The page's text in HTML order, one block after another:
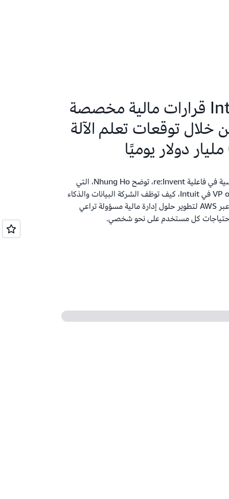
تطلق Intuit قرارات مالية مخصصة
خلال توقعات تعلم الآلة
خلال الجلسة الرئيسية في فاعلية re:Invent، توضح Nhung Ho، التي
تشغل منصب VP of AI في Intuit، كيف توظف الشركة البيانات والذكاء
الاصطناعي المُولِّد عبر AWS لتطوير حلول إدارة مالية مسؤولة تراعي
كل مستخدم على نحو شخصي.